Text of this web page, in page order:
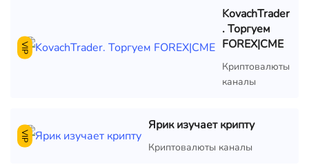
VIP
KovachTrader
. Торгуем
FOREX|CME
Криптовалюты
каналы
VIP
Ярик изучает крипту
Криптовалюты каналы